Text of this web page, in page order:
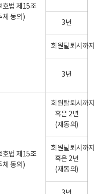
호법 제15조
체 동의)
3년
회원탈퇴시까
3년
호법 제15조
체 동의)
회원탈퇴시까
혹은 2년
(재동의)
회원탈퇴시까
혹은 2년
(재동의)